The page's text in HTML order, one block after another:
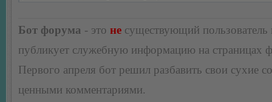
Бот форума - это не существующий пользователь
публикует служебную информацию на страницах
Первого апреля бот решил разбавить свои сухие
ценными комментариями.